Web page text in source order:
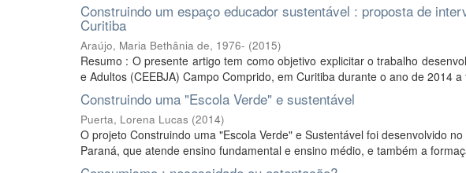
Construindo um espaço educador sustentável : proposta de
Curitiba
Araújo, Maria Bethânia de, 1976- (2015)
Resumo : O presente artigo tem como objetivo explicitar o trabalho
e Adultos (CEEBJA) Campo Comprido, em Curitiba durante o ano de 2014
Construindo uma "Escola Verde" e sustentável
Puerta, Lorena Lucas (2014)
O projeto Construindo uma "Escola Verde" e Sustentável foi desenvolvido
Paraná, que atende ensino fundamental e ensino médio, e também a